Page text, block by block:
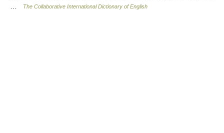
The Collaborative International Dictionary of English